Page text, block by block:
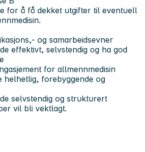
for å få dekket utgifter til eventuell
og samarbeidsevner
effektivt, selvstendig og ha god
for allmennmedisin
helhetlig, forebyggende og
selvstendig og strukturert
vil bli vektlagt.